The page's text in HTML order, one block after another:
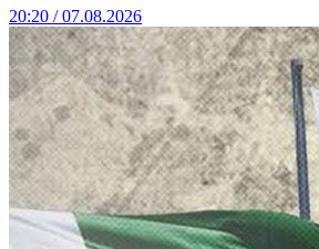
20:20 / 07.08.2026